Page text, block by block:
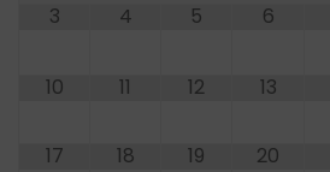
3 4 5 6
10 11 12 13
17 18 19 20